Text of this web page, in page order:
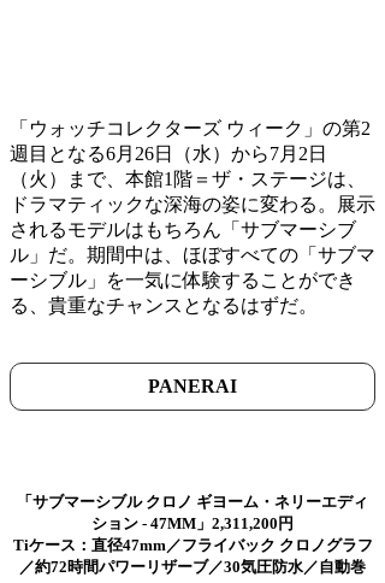
「ウォッチコレクターズ ウィーク」の第2
週目となる6月26日（水）から7月2日
（火）まで、本館1階＝ザ・ステージは、
ドラマティックな深海の姿に変わる。展示
されるモデルはもちろん「サブマーシブ
ル」だ。期間中は、ほぼすべての「サブマ
ーシブル」を一気に体験することができ
る、貴重なチャンスとなるはずだ。
PANERAI
「サブマーシブル クロノ ギヨーム・ネリーエディ
ション - 47MM」2,311,200円
Tiケース：直径47mm／フライバック クロノグラフ
／約72時間パワーリザーブ／30気圧防水／自動巻